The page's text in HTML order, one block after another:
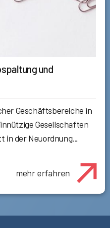
und
Geschäftsbereiche in
Gesellschaften
in der Neuordnung...
mehr erfahren